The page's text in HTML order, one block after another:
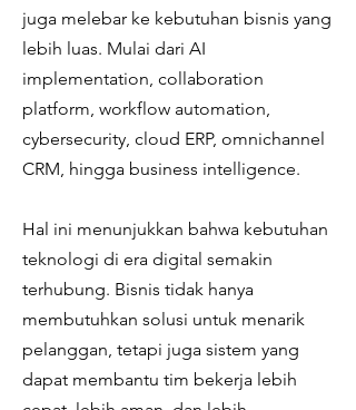
juga melebar ke kebutuhan bisnis yang
lebih luas. Mulai dari AI
implementation, collaboration
platform, workflow automation,
cybersecurity, cloud ERP, omnichannel
CRM, hingga business intelligence.
Hal ini menunjukkan bahwa kebutuhan
teknologi di era digital semakin
terhubung. Bisnis tidak hanya
membutuhkan solusi untuk menarik
pelanggan, tetapi juga sistem yang
dapat membantu tim bekerja lebih